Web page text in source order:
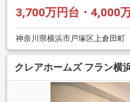
3,700万円台・4,000
神奈川県横浜市戸塚区上倉田町
クレアホームズ フラン